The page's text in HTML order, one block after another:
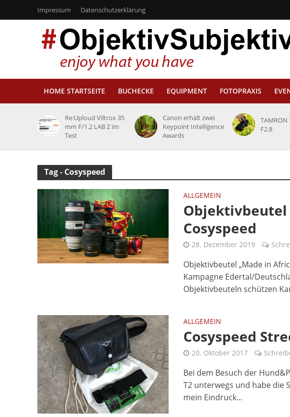
Impressum Datenschutzerklärung
HOME STARTSEITE BUCHECKE EQUIPMENT FOTOPRAXIS
Re:Uploud Viltrox 35
mm F/1.2 LAB Z im
Test
Canon erhält zwei
Keypoint Intelligence
Awards
TAMRON
F2.8
Tag - Cosyspeed
ALLGEMEIN
Objektivbeutel
Cosyspeed
28. Dezember 2019
Objektivbeutel „Made in
Kampagne Edertal/
Objektivbeuteln schützen
ALLGEMEIN
Cosyspeed
20. Oktober 2017
Bei dem Besuch der
T2 unterwegs und habe die
mein Eindruck...